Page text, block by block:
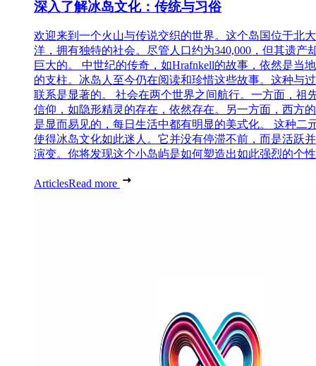
深入了解冰岛文化：传统与习俗
欢迎来到一个火山与传说交织的世界。这个岛国位于北
洋，拥有独特的社会。尽管人口约为340,000，但其遗产
巨大的。 中世纪的传奇，如Hrafnkell的故事，依然是当
的支柱。冰岛人至今仍在阅读和珍惜这些故事。这种与
联系是显著的。 社会在两个世界之间航行。一方面，祖
信仰，如隐形精灵的存在，依然存在。另一方面，西方
是显而易见的，每日生活中都有明显的美式化。 这种二
使得冰岛文化如此迷人。它并没有停滞不前，而是活跃
演变。你将发现这个小岛屿是如何塑造出如此强烈的个
ArticlesRead more